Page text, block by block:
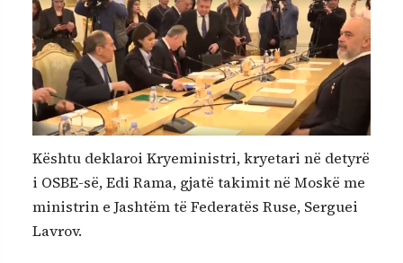
Kështu deklaroi Kryeministri, kryetari në detyrë
i OSBE-së, Edi Rama, gjatë takimit në Moskë me
ministrin e Jashtëm të Federatës Ruse, Serguei
Lavrov.